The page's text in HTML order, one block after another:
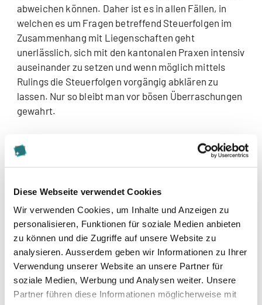
Diese Webseite verwendet Cookies
Wir verwenden Cookies, um Inhalte und Anzeigen zu
personalisieren, Funktionen für soziale Medien anbieten
zu können und die Zugriffe auf unsere Website zu
analysieren. Ausserdem geben wir Informationen zu Ihrer
Verwendung unserer Website an unsere Partner für
soziale Medien, Werbung und Analysen weiter. Unsere
Partner führen diese Informationen möglicherweise mit
abweichen können. Daher ist es in allen Fällen, in
welchen es um Fragen betreffend Steuerfolgen im
Zusammenhang mit Liegenschaften geht
unerlässlich, sich mit den kantonalen Praxen intensiv
auseinander zu setzen und wenn möglich mittels
Rulings die Steuerfolgen vorgängig abklären zu
lassen. Nur so bleibt man vor bösen Überraschungen
gewahrt.
Welche wesentlichen Stolpersteine gibt
es bei der Übertragung von Immobilien
Liegenschaftenhändlers in eine eigene
Immobiliengesellschaft?
Der wesentlichste Stolperstein bei der Übertragung
von Liegenschaften ist das Erfüllen des
Betriebserfordernisses, welches kantonal
unterschiedlich ausgelegt wird. Gerade im Bereich
einer steuerneutralen Umstrukturierung eines aktiv